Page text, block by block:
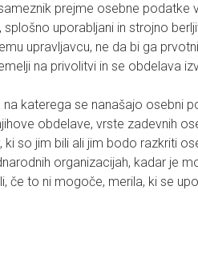
prejme osebne podatke
uporabljani in strojno
upravljavcu, ne da bi ga prvotni
na privolitvi in se obdelava
katerega se nanašajo osebni
obdelave, vrste zadevnih
so jim bili ali jim bodo razkriti
organizacijah, kadar je
če to ni mogoče, merila, ki se